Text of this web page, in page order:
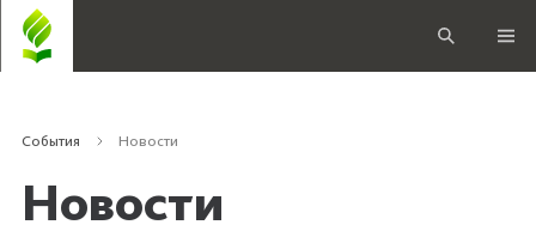
События Новости
Новости